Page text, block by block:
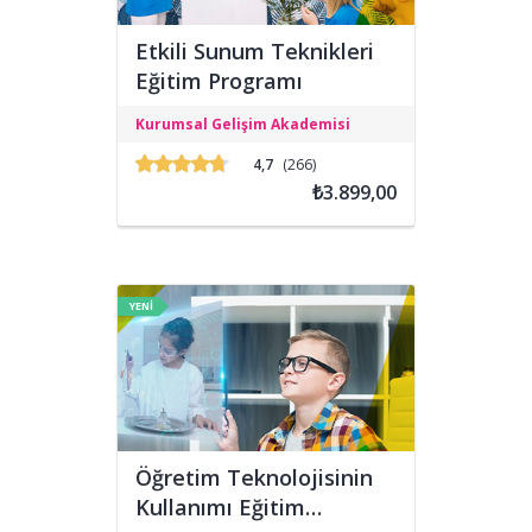
Etkili Sunum Teknikleri
Eğitim Programı
katılımcıların sunum yaparken
doğallıktan uzaklaşmadan, davranış
değişimine odaklı kendilerine özgü bir
stil geliştirmelerini ve profesyonel
amaçlamaktadır.
Kurumsal Gelişim Akademisi
4,7 (266)
₺3.899,00
YENİ
Öğretim Teknolojisinin
Kullanımı Eğitim